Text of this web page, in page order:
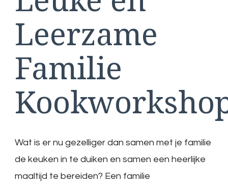
Leerzame
Familie
Wat is er nu gezelliger dan samen met je familie
de keuken in te duiken en samen een heerlijke
maaltijd te bereiden? Een familie